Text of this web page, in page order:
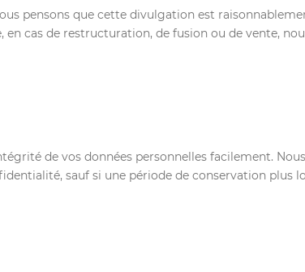
pensons que cette divulgation est
cas de restructuration, de fusion ou de vente,
de vos données personnelles facilement.
sauf si une période de conservation plus